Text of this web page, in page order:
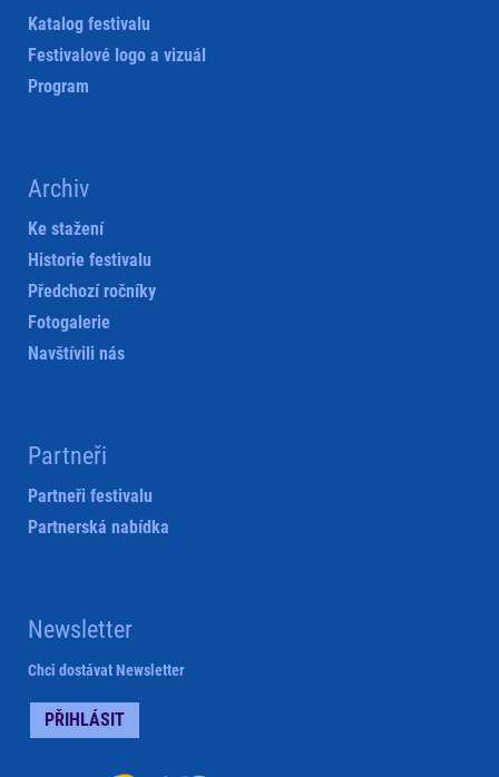
Katalog festivalu
Festivalové logo a vizuál
Program
Archiv
Ke stažení
Historie festivalu
Předchozí ročníky
Fotogalerie
Navštívili nás
Partneři
Partneři festivalu
Partnerská nabídka
Newsletter
Chci dostávat Newsletter
PŘIHLÁSIT